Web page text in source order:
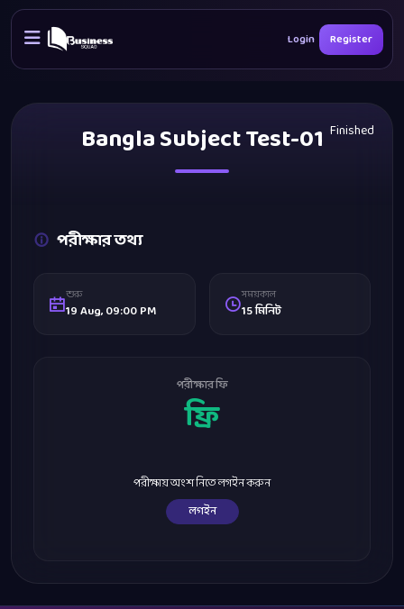
Login Register
Finished
Bangla Subject Test-01
পরীক্ষার তথ্য
শুরু
19 Aug, 09:00 PM
সময়কাল
15 মিনিট
পরীক্ষার ফি
ফ্রি
পরীক্ষায় অংশ নিতে লগইন করুন
লগইন